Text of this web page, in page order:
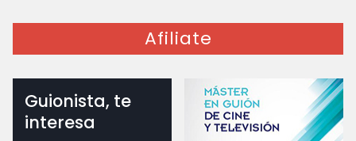
Afiliate
Guionista, te
interesa